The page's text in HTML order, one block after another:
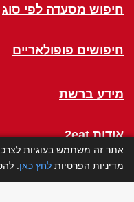
חיפוש מסעדה לפי סוג
חיפושים פופולאריים
מידע ברשת
אודות 2eat
אתר זה משתמש בעוגיות
מדיניות הפרטיות לחץ כאן .